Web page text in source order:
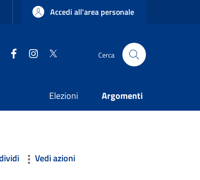
Accedi all'area personale
FacebookInstagram Cerca
Elezioni Argomenti
Vedi azioni